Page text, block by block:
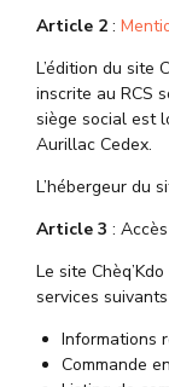
Article 2 :
L’édition du site
inscrite au RCS
siège social est
Aurillac Cedex.
L’hébergeur du
Article 3 :
Le site
services
Informations
Commande